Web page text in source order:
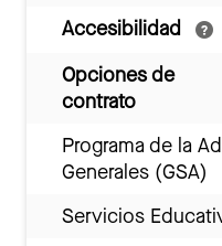
Accesibilidad
Opciones de
contrato
Programa de la
Generales (GSA)
Servicios